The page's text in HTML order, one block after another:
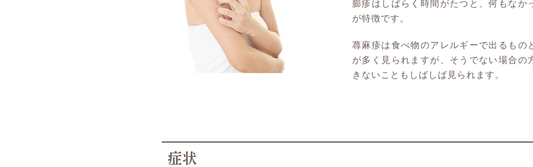
膨疹はしばらく時間がたつと、何もなか
が特徴です。
蕁麻疹は食べ物のアレルギーで出るもの
が多く見られますが、そうでない場合の
きないこともしばしば見られます。
症状